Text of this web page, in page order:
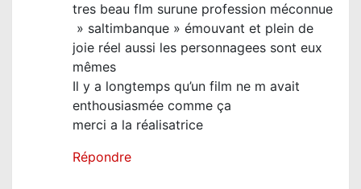
tres beau flm surune profession méconnue
» saltimbanque » émouvant et plein de
joie réel aussi les personnagees sont eux
mêmes
Il y a longtemps qu’un film ne m avait
enthousiasmée comme ça
merci a la réalisatrice
Répondre